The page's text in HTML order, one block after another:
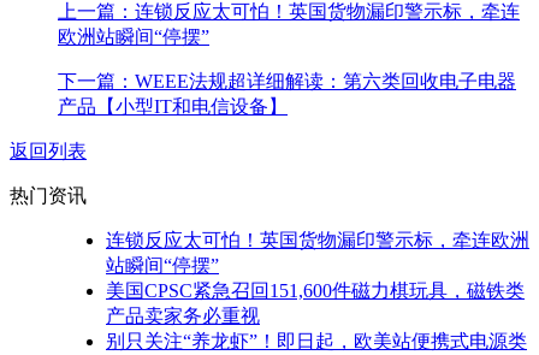
上一篇：连锁反应太可怕！英国货物漏印警示标，牵连
欧洲站瞬间“停摆”
下一篇：WEEE法规超详细解读：第六类回收电子电器
产品【小型IT和电信设备】
返回列表
热门资讯
连锁反应太可怕！英国货物漏印警示标，牵连欧洲
站瞬间“停摆”
美国CPSC紧急召回151,600件磁力棋玩具，磁铁类
产品卖家务必重视
别只关注“养龙虾”！即日起，欧美站便携式电源类